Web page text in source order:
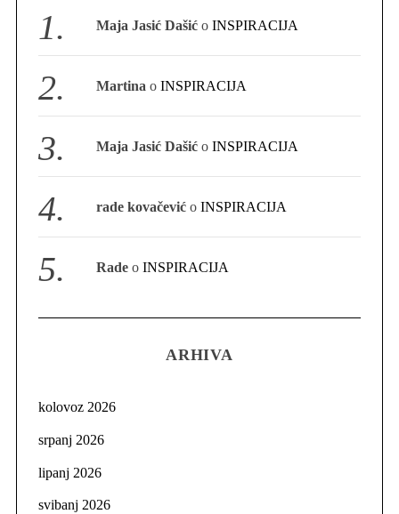
Maja Jasić Dašić oINSPIRACIJA
Martina oINSPIRACIJA
Maja Jasić Dašić oINSPIRACIJA
rade kovačević oINSPIRACIJA
Rade oINSPIRACIJA
ARHIVA
kolovoz 2026
srpanj 2026
lipanj 2026
svibanj 2026
e
a
c
h
o
r